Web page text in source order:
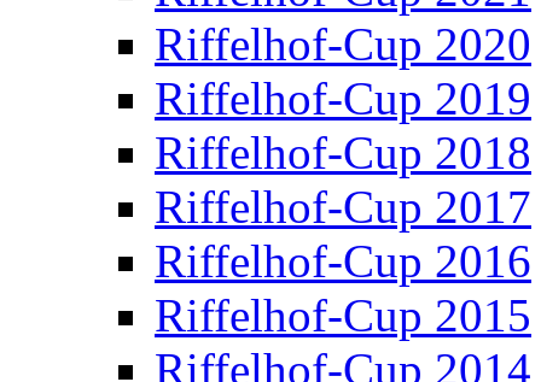
Riffelhof-Cup 2020
Riffelhof-Cup 2019
Riffelhof-Cup 2018
Riffelhof-Cup 2017
Riffelhof-Cup 2016
Riffelhof-Cup 2015
Riffelhof-Cup 2014